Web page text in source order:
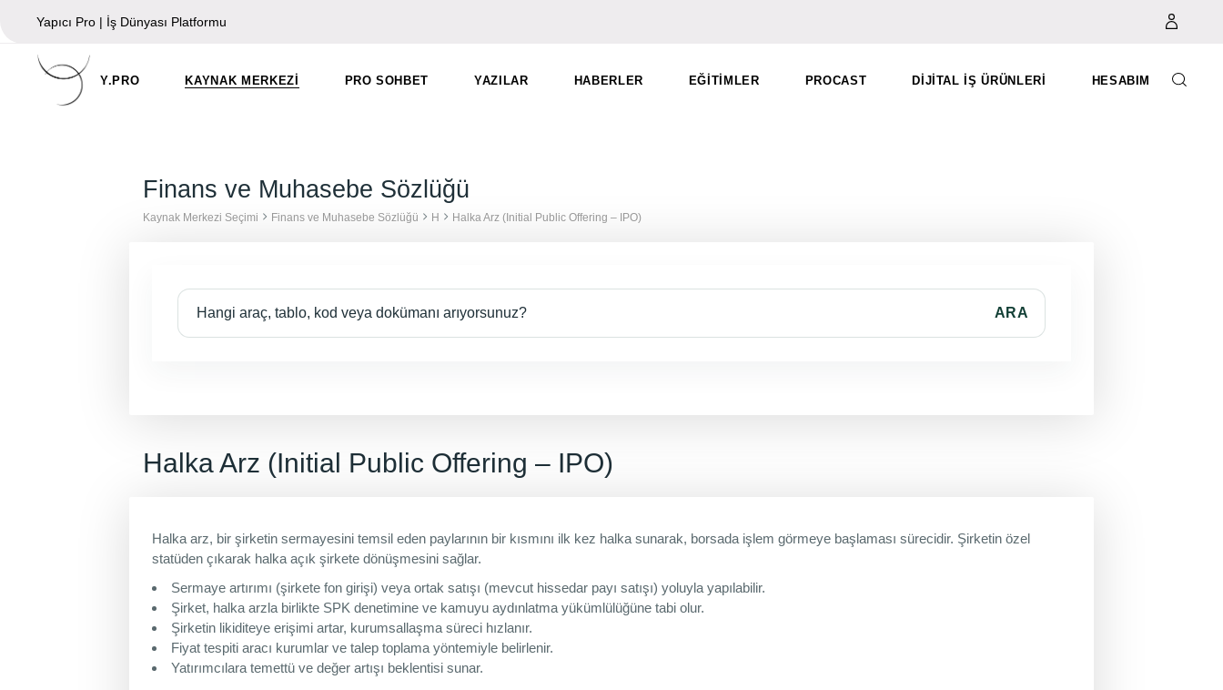
content
Yapıcı Pro | İş Dünyası Platformu
Y.PRO
Yapıcı Pro DNA
Söz Genç
KAYNAK MERKEZI PRO SOHBET YAZILAR HABERLER EĞITIMLER PROCAST DIJITAL İŞ ÜRÜNLERI HESABIM
Finans ve Muhasebe Sözlüğü
Kaynak Merkezi Seçimi Finans ve Muhasebe Sözlüğü H Halka Arz (Initial Public Offering – IPO)
Halka Arz (Initial Public Offering – IPO)
Halka arz, bir şirketin sermayesini temsil eden paylarının bir kısmını ilk kez halka sunarak, borsada işlem görmeye başlaması sürecidir. Şirketin özel
statüden çıkarak halka açık şirkete dönüşmesini sağlar.
Sermaye artırımı (şirkete fon girişi) veya ortak satışı (mevcut hissedar payı satışı) yoluyla yapılabilir.
Şirket, halka arzla birlikte SPK denetimine ve kamuyu aydınlatma yükümlülüğüne tabi olur.
Şirketin likiditeye erişimi artar, kurumsallaşma süreci hızlanır.
Fiyat tespiti aracı kurumlar ve talep toplama yöntemiyle belirlenir.
Yatırımcılara temettü ve değer artışı beklentisi sunar.